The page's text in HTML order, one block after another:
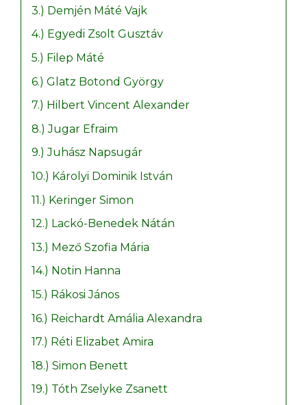
3.) Demjén Máté Vajk
4.) Egyedi Zsolt Gusztáv
5.) Filep Máté
6.) Glatz Botond György
7.) Hilbert Vincent Alexander
8.) Jugar Efraim
9.) Juhász Napsugár
10.) Károlyi Dominik István
11.) Keringer Simon
12.) Lackó-Benedek Nátán
13.) Mező Szofia Mária
14.) Notin Hanna
15.) Rákosi János
16.) Reichardt Amália Alexandra
17.) Réti Elizabet Amira
18.) Simon Benett
19.) Tóth Zselyke Zsanett